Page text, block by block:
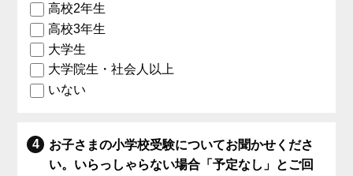
高校2年生
高校3年生
大学生
大学院生・社会人以上
いない
お子さまの小学校受験についてお聞かせくださ
い。いらっしゃらない場合「予定なし」とご回